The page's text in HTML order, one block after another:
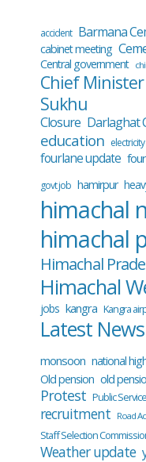
accident Barmana
cabinet meeting
Central government
Chief
Sukhu
Closure Darlaghat
education
fourlane update
govt job hamirpur
himachal
himachal
Himachal
Himachal
jobs kangra Kangra
Latest News
monsoon national
Old pension old
Protest Public
recruitment Road
Staff Selection
Weather update